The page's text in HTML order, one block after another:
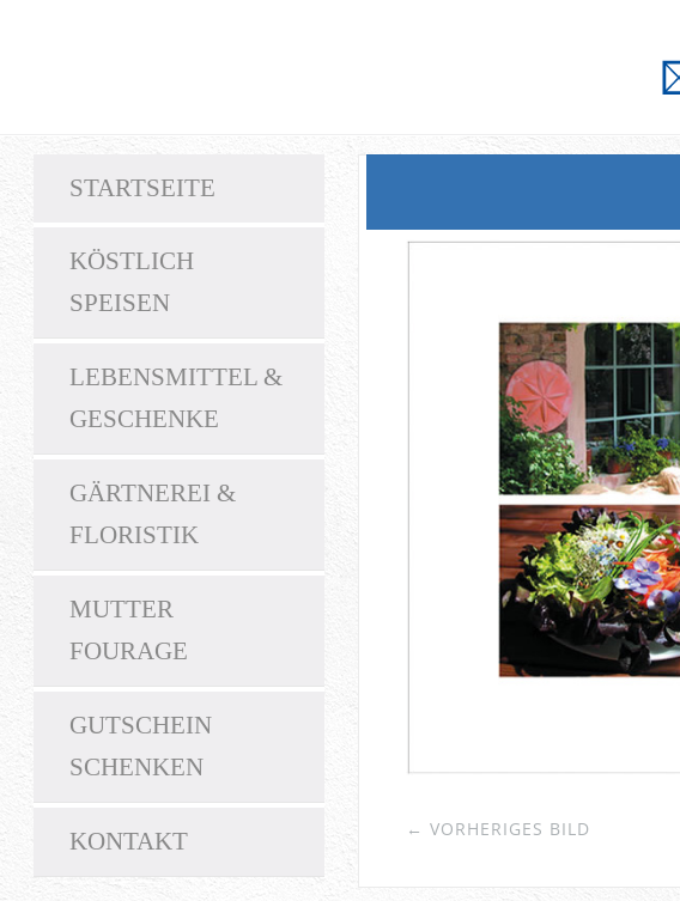
STARTSEITE
KÖSTLICH
SPEISEN
LEBENSMITTEL &
GESCHENKE
GÄRTNEREI &
FLORISTIK
MUTTER
FOURAGE
GUTSCHEIN
SCHENKEN
KONTAKT ← VORHERIGES BILD